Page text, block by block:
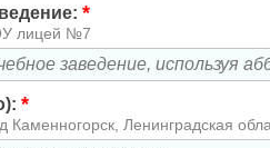
*
лицей №7
*
Каменногорск, Ленинградская